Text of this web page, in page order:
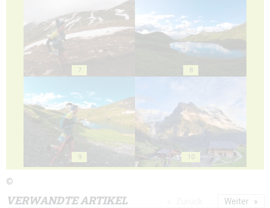
7 8
9 10
©
VERWANDTE ARTIKEL Weiter